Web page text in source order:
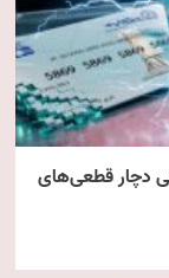
دچار قطعی‌های